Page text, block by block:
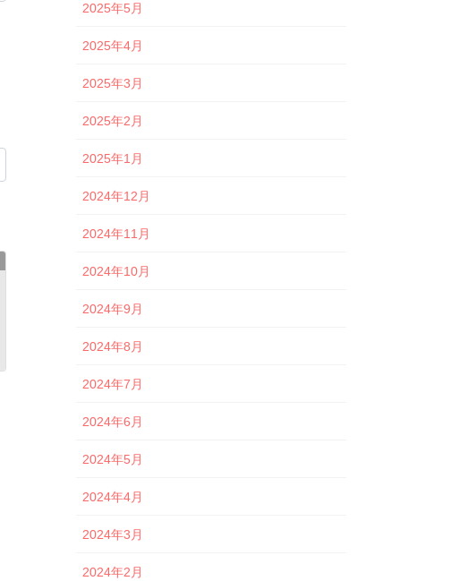
2025年5月
2025年4月
2025年3月
2025年2月
2025年1月
2024年12月
2024年11月
2024年10月
2024年9月
2024年8月
2024年7月
2024年6月
2024年5月
2024年4月
2024年3月
2024年2月